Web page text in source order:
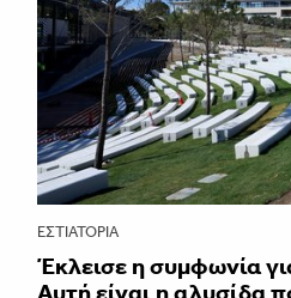
ΕΣΤΙΑΤΌΡΙΑ
Έκλεισε η συμφωνία
Αυτή είναι η αλυσίδα